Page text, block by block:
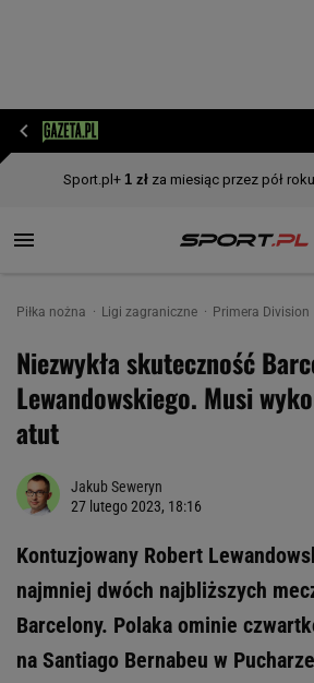
Piłka nożna Ligi zagraniczne Primera Division
Niezwykła skuteczność
Lewandowskiego. Musi
atut
Jakub Seweryn
27 lutego 2023, 18:16
Kontuzjowany Robert
najmniej dwóch najbliższych
Barcelony. Polaka ominie
na Santiago Bernabeu w